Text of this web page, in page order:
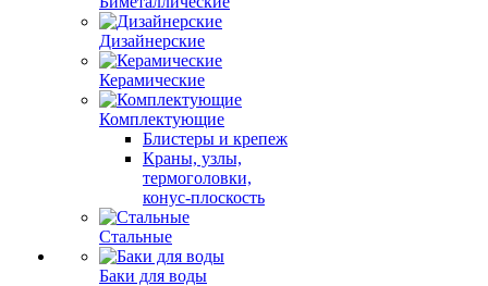
Дизайнерские
Керамические
Комплектующие
Блистеры и крепеж
Краны, узлы,
термоголовки,
конус-плоскость
Стальные
Баки для воды